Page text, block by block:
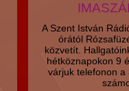
A Szent István
órától
közvetít.
hétköznapokon 9
várjuk telefonon